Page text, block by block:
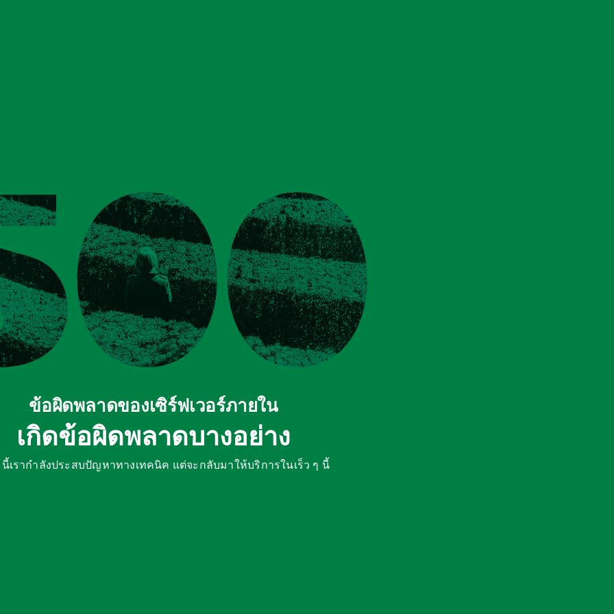
ข้อผิดพลาดของเซิร์ฟเวอร์ภายใน
เกิดข้อผิดพลาดบางอย่าง
เรากำลังประสบปัญหาทางเทคนิค แต่จะกลับมาให้บริการในเร็ว ๆ นี้